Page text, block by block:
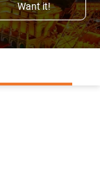
Want it!